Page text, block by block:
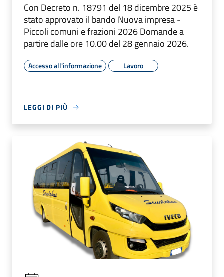
Con Decreto n. 18791 del 18 dicembre 2025 è
stato approvato il bando Nuova impresa -
Piccoli comuni e frazioni 2026 Domande a
partire dalle ore 10.00 del 28 gennaio 2026.
Accesso all'informazione Lavoro
LEGGI DI PIÙ